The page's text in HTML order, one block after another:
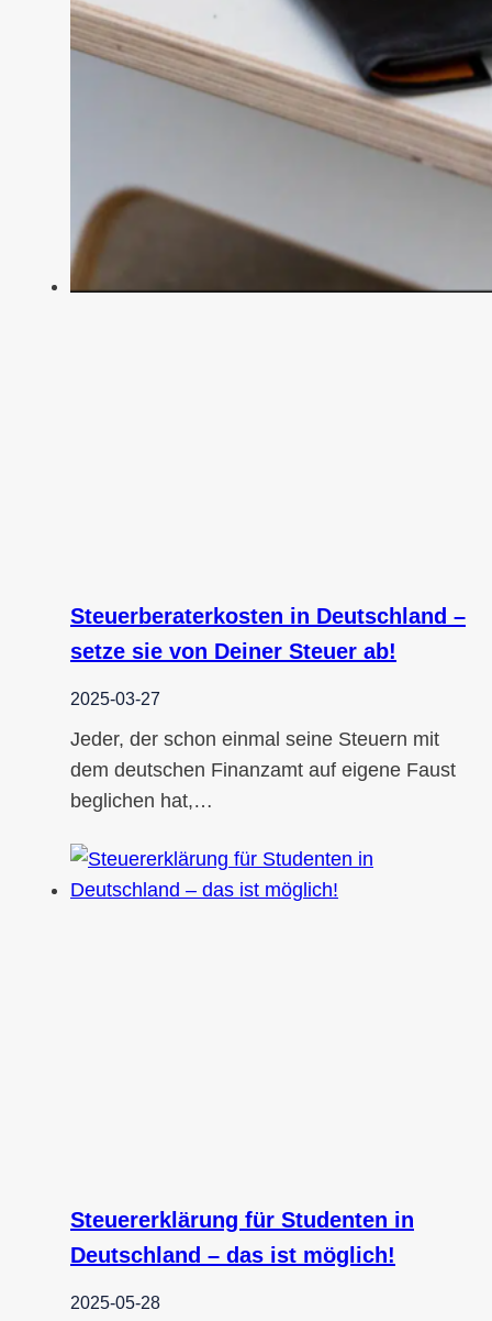
Steuerberaterkosten in Deutschland –
setze sie von Deiner Steuer ab!
2025-03-27
Jeder, der schon einmal seine Steuern mit
dem deutschen Finanzamt auf eigene Faust
beglichen hat,…
Steuererklärung für Studenten in
Deutschland – das ist möglich!
2025-05-28